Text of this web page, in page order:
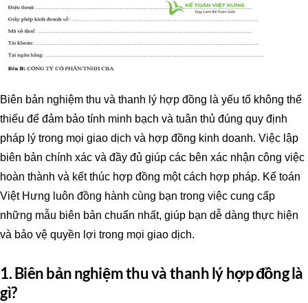
Biên bản nghiệm thu và thanh lý hợp đồng là yếu tố không thể
thiếu để đảm bảo tính minh bạch và tuân thủ đúng quy định
pháp lý trong mọi giao dịch và hợp đồng kinh doanh. Việc lập
biên bản chính xác và đầy đủ giúp các bên xác nhận công việc
hoàn thành và kết thúc hợp đồng một cách hợp pháp. Kế toán
Việt Hưng luôn đồng hành cùng bạn trong việc cung cấp
những mẫu biên bản chuẩn nhất, giúp bạn dễ dàng thực hiện
và bảo vệ quyền lợi trong mọi giao dịch.
1. Biên bản nghiệm thu và thanh lý hợp đồng là
gì?